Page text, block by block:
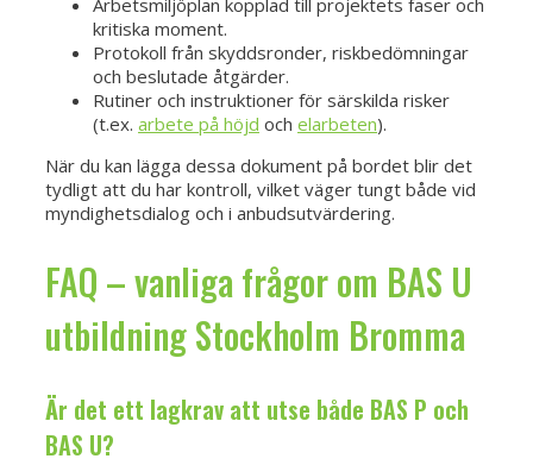
Arbetsmiljöplan kopplad till projektets faser och
kritiska moment.
Protokoll från skyddsronder, riskbedömningar
och beslutade åtgärder.
Rutiner och instruktioner för särskilda risker
(t.ex. arbete på höjd och elarbeten).
När du kan lägga dessa dokument på bordet blir det
tydligt att du har kontroll, vilket väger tungt både vid
myndighetsdialog och i anbudsutvärdering.
FAQ – vanliga frågor om BAS U
utbildning Stockholm Bromma
Är det ett lagkrav att utse både BAS P och
BAS U?